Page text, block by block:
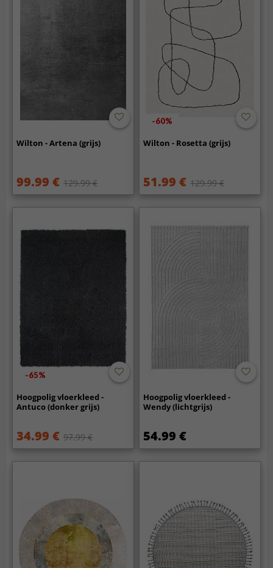
Wilton - Artena (grijs)
99.99 € 129.99 €
-60%
Wilton - Rosetta (grijs)
51.99 € 129.99 €
-65%
Hoogpolig vloerkleed -
Antuco (donker grijs)
34.99 € 97.99 €
Hoogpolig vloerkleed -
Wendy (lichtgrijs)
54.99 €